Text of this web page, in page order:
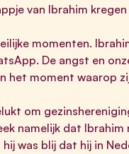
van Ibrahim
momenten.
De angst en
het moment waarop
om
namelijk dat
was blij dat hij in